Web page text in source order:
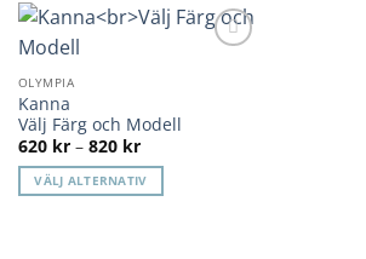
OLYMPIA
Kanna
Välj Färg och Modell
620 kr – 820 krPrisintervall:
620 kr
till
820 kr
VÄLJ ALTERNATIV